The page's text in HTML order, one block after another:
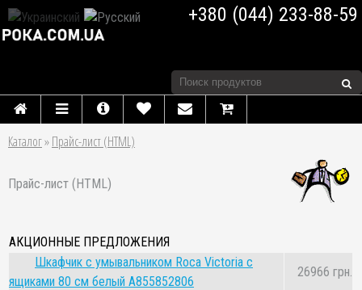
+380 (044) 233-88-59
Каталог»Прайс-лист (HTML)
Прайс-лист (HTML)
АКЦИОННЫЕ ПРЕДЛОЖЕНИЯ
Шкафчик с умывальником Roca Victoria с
ящиками 80 см белый A855852806
26966 грн.